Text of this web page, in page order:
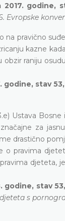
godine,
pravično
kazne
raniju
godine, stav 53,
Ustava
za
drastično
o pravima
djeteta,
godine, stav 53,
s